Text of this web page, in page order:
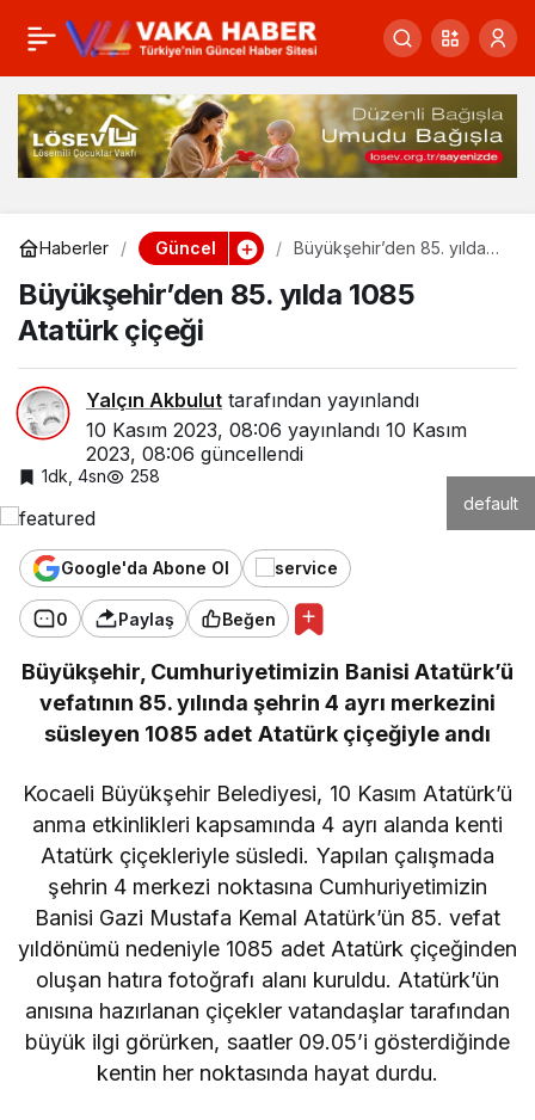
Haberler Güncel
Büyükşehir’den 85. yılda
Büyükşehir’den 85. yılda 1085
Atatürk çiçeği
Yalçın Akbulut tarafından yayınlandı
10 Kasım 2023, 08:06 yayınlandı 10 Kasım
2023, 08:06 güncellendi
1dk, 4sn
258
default
Google'da Abone Ol
0 Paylaş Beğen
Büyükşehir, Cumhuriyetimizin Banisi Atatürk’ü
vefatının 85. yılında şehrin 4 ayrı merkezini
süsleyen 1085 adet Atatürk çiçeğiyle andı
Kocaeli Büyükşehir Belediyesi, 10 Kasım Atatürk’ü
anma etkinlikleri kapsamında 4 ayrı alanda kenti
Atatürk çiçekleriyle süsledi. Yapılan çalışmada
şehrin 4 merkezi noktasına Cumhuriyetimizin
Banisi Gazi Mustafa Kemal Atatürk’ün 85. vefat
yıldönümü nedeniyle 1085 adet Atatürk çiçeğinden
oluşan hatıra fotoğrafı alanı kuruldu. Atatürk’ün
anısına hazırlanan çiçekler vatandaşlar tarafından
büyük ilgi görürken, saatler 09.05’i gösterdiğinde
kentin her noktasında hayat durdu.
Devlet erkanı
Anıtkabir’de
0 Paylaş